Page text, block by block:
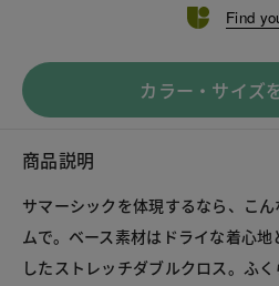
Find
カラー・サイズ
商品説明
サマーシックを体現するなら、こ
ムで。ベース素材はドライな着心
したストレッチダブルクロス。ふ